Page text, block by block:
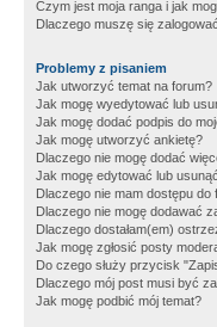
Czym jest moja ranga i jak
Dlaczego muszę się
Problemy z pisaniem
Jak utworzyć temat na forum?
Jak mogę wyedytować lub
Jak mogę dodać podpis do
Jak mogę utworzyć ankietę?
Dlaczego nie mogę dodać
Jak mogę edytować lub
Dlaczego nie mam dostępu do
Dlaczego nie mogę dodawać
Dlaczego dostałam(em)
Jak mogę zgłosić posty
Do czego służy przycisk
Dlaczego mój post musi być
Jak mogę podbić mój temat?